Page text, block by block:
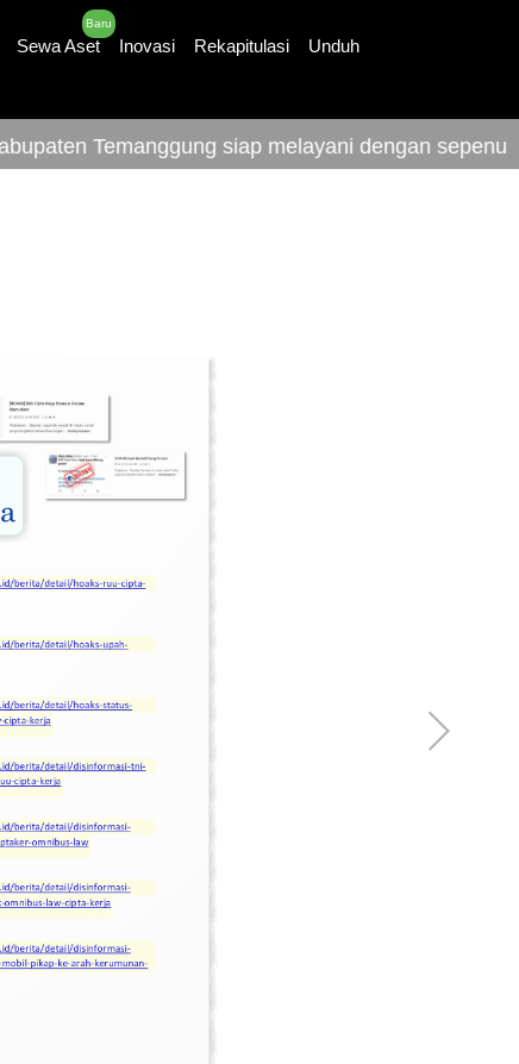
Sewa Aset
Baru
Inovasi Rekapitulasi Unduh
Temanggung siap melayani dengan sepenuh